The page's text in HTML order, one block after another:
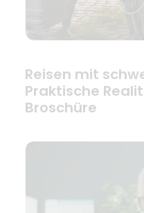
Reisen mit
Praktische
Broschüre